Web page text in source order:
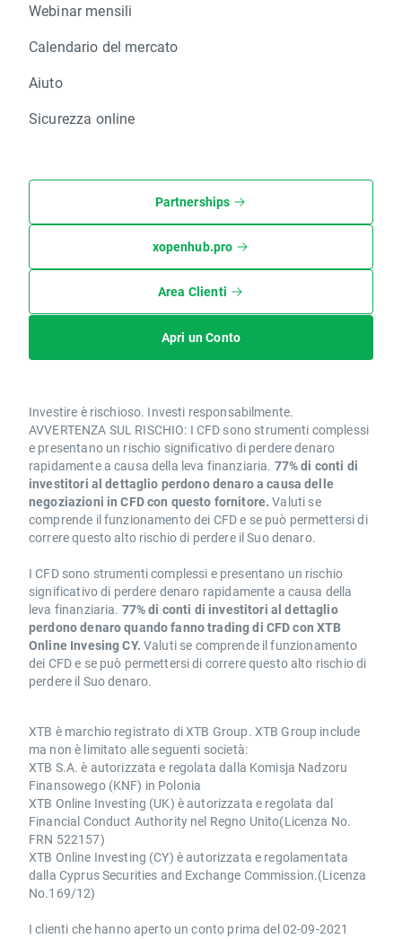
Webinar mensili
Calendario del mercato
Aiuto
Sicurezza online
Partnerships
xopenhub.pro
Area Clienti
Apri un Conto
Investire è rischioso. Investi responsabilmente.
AVVERTENZA SUL RISCHIO: I CFD sono strumenti complessi
e presentano un rischio significativo di perdere denaro
rapidamente a causa della leva finanziaria. 77% di conti di
investitori al dettaglio perdono denaro a causa delle
negoziazioni in CFD con questo fornitore. Valuti se
comprende il funzionamento dei CFD e se può permettersi di
correre questo alto rischio di perdere il Suo denaro.
I CFD sono strumenti complessi e presentano un rischio
significativo di perdere denaro rapidamente a causa della
leva finanziaria. 77% di conti di investitori al dettaglio
perdono denaro quando fanno trading di CFD con XTB
Online Invesing CY. Valuti se comprende il funzionamento
dei CFD e se può permettersi di correre questo alto rischio di
perdere il Suo denaro.
XTB è marchio registrato di XTB Group. XTB Group include
ma non è limitato alle seguenti società:
XTB S.A. è autorizzata e regolata dalla Komisja Nadzoru
Finansowego (KNF) in Polonia
XTB Online Investing (UK) è autorizzata e regolata dal
Financial Conduct Authority nel Regno Unito(Licenza No.
FRN 522157)
XTB Online Investing (CY) è autorizzata e regolamentata
dalla Cyprus Securities and Exchange Commission.(Licenza
No.169/12)
I clienti che hanno aperto un conto prima del 02-09-2021